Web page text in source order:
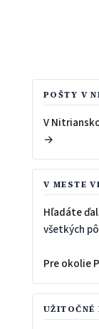
POŠTY V
V
→
V MESTE
Hľadáte
všetkých
Pre okolie
UŽITOČNÉ